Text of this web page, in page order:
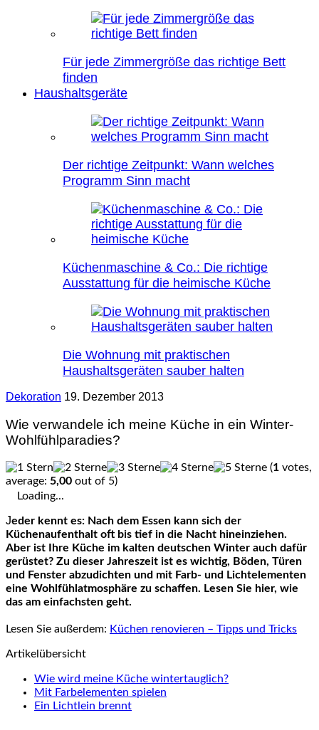
Für jede Zimmergröße das richtige Bett
finden
Haushaltsgeräte
Der richtige Zeitpunkt: Wann welches
Programm Sinn macht
Küchenmaschine & Co.: Die richtige
Ausstattung für die heimische Küche
Die Wohnung mit praktischen
Haushaltsgeräten sauber halten
Dekoration 19. Dezember 2013
Wie verwandele ich meine Küche in ein Winter-
Wohlfühlparadies?
(1 votes,
average: 5,00 out of 5)
Loading...
Jeder kennt es: Nach dem Essen kann sich der
Küchenaufenthalt oft bis tief in die Nacht hineinziehen.
Aber ist Ihre Küche im kalten deutschen Winter auch dafür
gerüstet? Zu dieser Jahreszeit ist es wichtig, Böden, Türen
und Fenster abzudichten und mit Farb- und Lichtelementen
eine Wohlfühlatmosphäre zu schaffen. Lesen Sie hier, wie
das am einfachsten geht.
Lesen Sie außerdem: Küchen renovieren – Tipps und Tricks
Artikelübersicht
Wie wird meine Küche wintertauglich?
Mit Farbelementen spielen
Ein Lichtlein brennt